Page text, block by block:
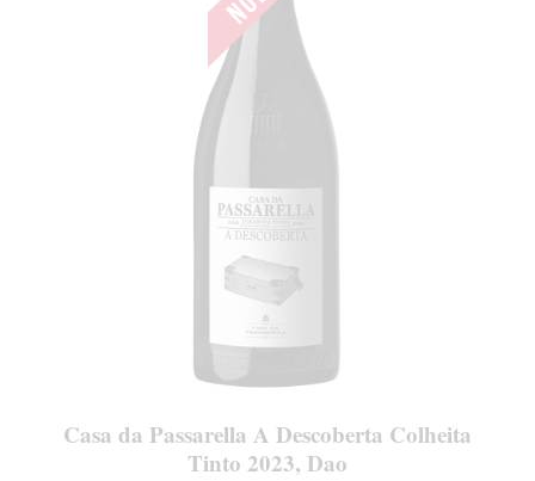
Casa da Passarella A Descoberta Colheita
Tinto 2023, Dao